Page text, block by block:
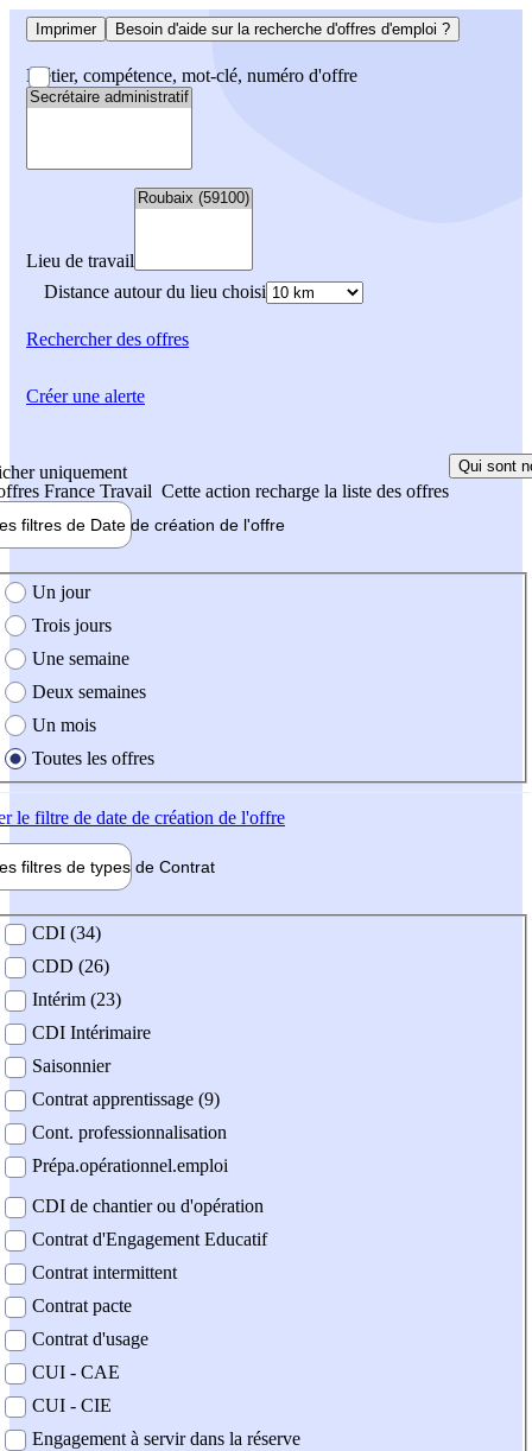
Imprimer Besoin d'aide sur la recherche d'offres d'emploi ?
Métier, compétence, mot-clé, numéro d'offre
Lieu de travail
Distance autour du lieu choisi
Rechercherdes offres
uniquement
France Travail Cette action recharge la liste des offres
Qui sont
filtres de Date de création de l'offre
création de l'offre
Un jour
Trois jours
Une semaine
Deux semaines
Un mois
Toutes les offres
le filtre de date de création de l'offre
filtres de types de Contrat
contrat
CDI (34)
CDD (26)
Intérim (23)
CDI Intérimaire
Saisonnier
Contrat apprentissage (9)
Cont. professionnalisation
Prépa.opérationnel.emploi
CDI de chantier ou d'opération
Contrat d'Engagement Educatif
Contrat intermittent
Contrat pacte
Contrat d'usage
CUI - CAE
CUI - CIE
Engagement à servir dans la réserve
Créer une alerte